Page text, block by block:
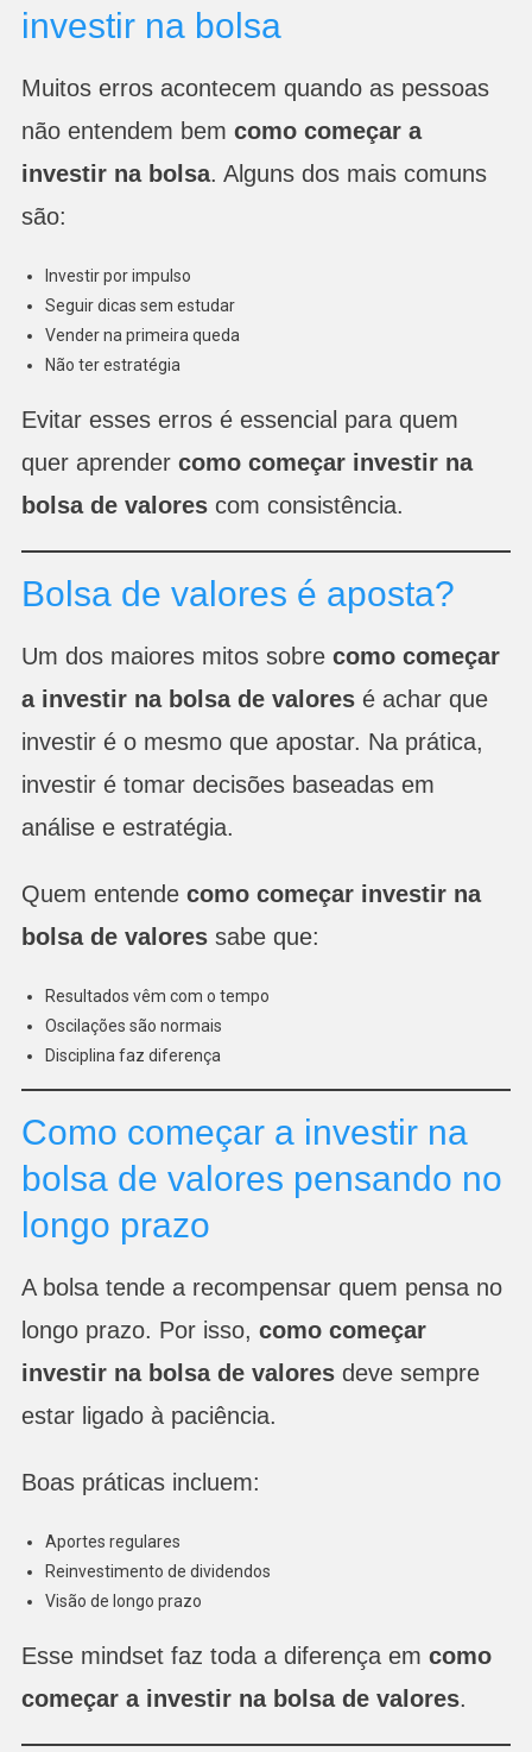
investir na bolsa
Muitos erros acontecem quando as pessoas
não entendem bem como começar a
investir na bolsa. Alguns dos mais comuns
são:
Investir por impulso
Seguir dicas sem estudar
Vender na primeira queda
Não ter estratégia
Evitar esses erros é essencial para quem
quer aprender como começar investir na
bolsa de valorescom consistência.
Bolsa de valores é aposta?
Um dos maiores mitos sobre como começar
a investir na bolsa de valoresé achar que
investir é o mesmo que apostar. Na prática,
investir é tomar decisões baseadas em
análise e estratégia.
Quem entende como começar investir na
bolsa de valoressabe que:
Resultados vêm com o tempo
Oscilações são normais
Disciplina faz diferença
Como começar a investir na
bolsa de valores pensando no
longo prazo
A bolsa tende a recompensar quem pensa no
longo prazo. Por isso, como começar
investir na bolsa de valoresdeve sempre
estar ligado à paciência.
Boas práticas incluem:
Aportes regulares
Reinvestimento de dividendos
Visão de longo prazo
Esse mindset faz toda a diferença em como
começar a investir na bolsa de valores.